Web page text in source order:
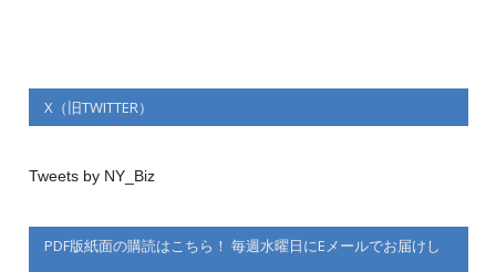
X（旧TWITTER）
Tweets by NY_Biz
PDF版紙面の購読はこちら！ 毎週水曜日にEメールでお届けし